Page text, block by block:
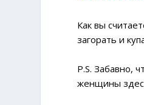
Как вы
загорать и
P.S. Забавно,
женщины